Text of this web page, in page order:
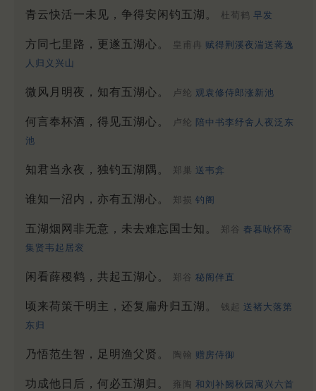
青云快活一未见，争得安闲钓五湖。 杜荀鹤 早发
方同七里路，更遂五湖心。 皇甫冉 赋得荆溪夜湍送蒋逸
人归义兴山
微风月明夜，知有五湖心。 卢纶 观袁修侍郎涨新池
何言奉杯酒，得见五湖心。 卢纶 陪中书李纾舍人夜泛东
池
知君当永夜，独钓五湖隅。 郑巢 送韦弇
谁知一沼内，亦有五湖心。 郑损 钓阁
五湖烟网非无意，未去难忘国士知。 郑谷 春暮咏怀寄
集贤韦起居衮
闲看薛稷鹤，共起五湖心。 郑谷 秘阁伴直
顷来荷策干明主，还复扁舟归五湖。 钱起 送褚大落第
东归
乃悟范生智，足明渔父贤。 陶翰 赠房侍御
功成他日后，何必五湖归。 雍陶 和刘补阙秋园寓兴六首